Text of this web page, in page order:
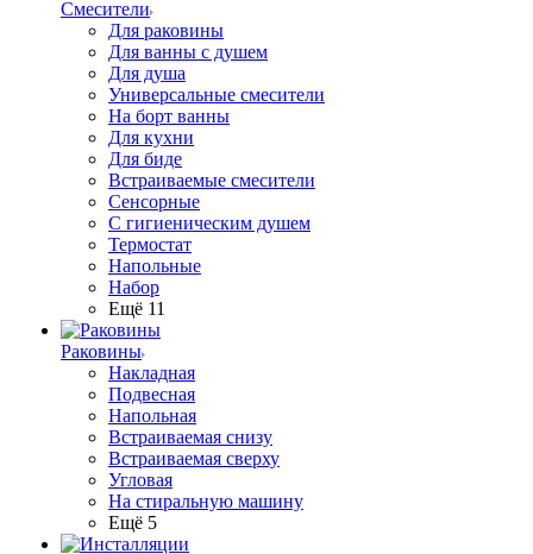
Смесители
Для раковины
Для ванны с душем
Для душа
Универсальные смесители
На борт ванны
Для кухни
Для биде
Встраиваемые смесители
Сенсорные
С гигиеническим душем
Термостат
Напольные
Набор
Ещё 11
Раковины
Накладная
Подвесная
Напольная
Встраиваемая снизу
Встраиваемая сверху
Угловая
На стиральную машину
Ещё 5